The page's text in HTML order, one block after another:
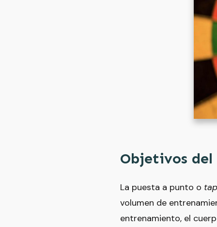
Objetivos del
La puesta a punto o
volumen de
entrenamiento, el